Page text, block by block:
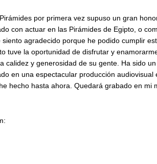
por primera vez supuso un gran
con actuar en las Pirámides de Egipto, o
siento agradecido porque he podido cumplir
tuve la oportunidad de disfrutar y
calidez y generosidad de su gente. Ha sido
en una espectacular producción audiovisual
hecho hasta ahora. Quedará grabado en mi